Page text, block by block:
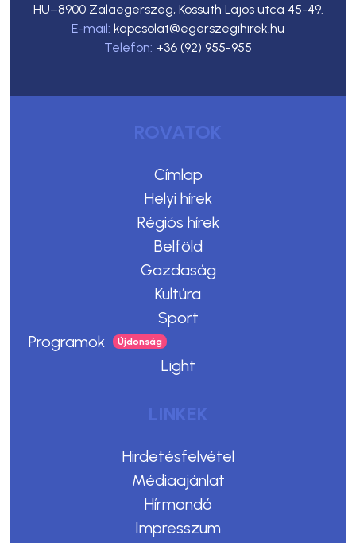
HU–8900 Zalaegerszeg, Kossuth Lajos utca 45-49.
E-mail: kapcsolat@egerszegihirek.hu
Telefon: +36 (92) 955-955
ROVATOK
Címlap
Helyi hírek
Régiós hírek
Belföld
Gazdaság
Kultúra
Sport
Programok
Light
LINKEK
Hirdetésfelvétel
Médiaajánlat
Hírmondó
Impresszum